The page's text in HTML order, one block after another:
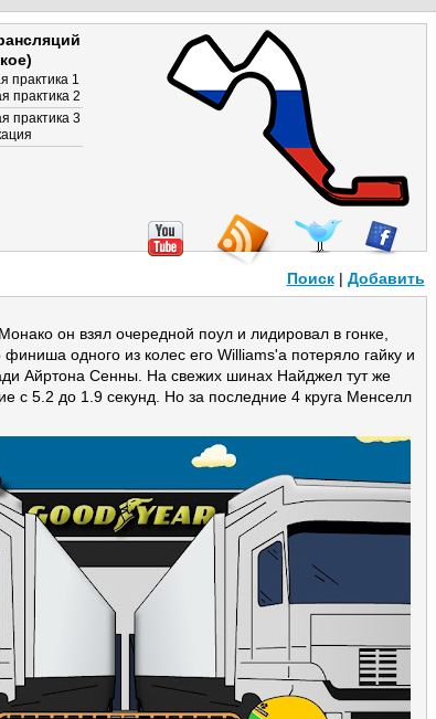
он взял очередной поул и лидировал в гонке,
одного из колес его Williams'а потеряло гайку и
Айртона Сенны. На свежих шинах Найджел тут же
с 5.2 до 1.9 секунд. Но за последние 4 круга Менселл
практика 1
практика 2
практика 3
Добавить
Поиск|